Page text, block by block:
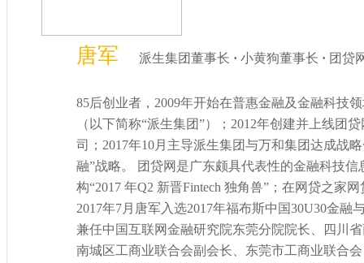
唐军 派生集团董事长 · 小黄狗董事长 · 团贷
85后创业者，2009年开始在普惠金融及金融科技
（以下简称“派生集团”）；2012年创建并上线团
司；2017年10月主导派生集团与万和集团达成战
融”战略。 团贷网是广东颇具代表性的金融科技
构“2017 年Q2 新晋Fintech 独角兽”；在网贷之家
2017年7月唐军入选2017年福布斯中国30U30金
兼任中国互联网金融研究院东莞分院院长、四川
南城区工商业联合会副会长、东莞市工商业联合